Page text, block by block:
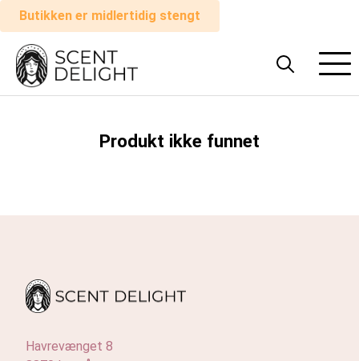
Butikken er midlertidig stengt
Alle
parfymer
fungerer
Produkt ikke funnet
Havrevænget 8